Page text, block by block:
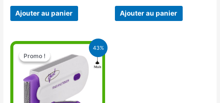
Ajouter au panier Ajouter au panier
43%
Promo !
Promo !
Le
prix
initial
était :
15.000 CFA.
Le
actuel
8.500 CFA.